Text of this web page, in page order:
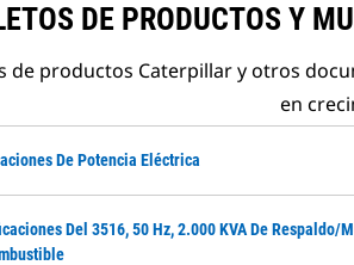
DE PRODUCTOS Y
de productos Caterpillar y otros
en
De Potencia Eléctrica
Del 3516, 50 Hz, 2.000 KVA De Respaldo/